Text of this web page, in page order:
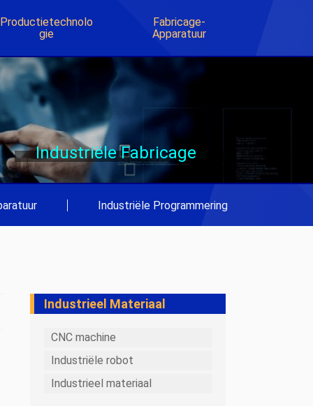
Productietechnolo
Gie
Fabricage-
Apparatuur
Industriële Fabricage
Industriële Programmering
Industrieel Materiaal
CNC machine
Industriële robot
Industrieel materiaal